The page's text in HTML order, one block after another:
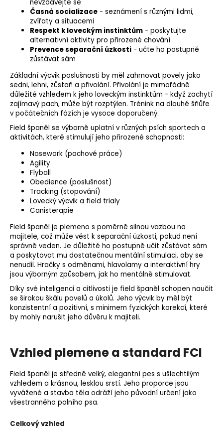
nevzdávejte se
Časná socializace - seznámení s různými lidmi,
zvířaty a situacemi
Respekt k loveckým instinktům - poskytujte
alternativní aktivity pro přirozené chování
Prevence separační úzkosti - učte ho postupně
zůstávat sám
Základní výcvik poslušnosti by měl zahrnovat povely jako
sedni, lehni, zůstaň a přivolání. Přivolání je mimořádně
důležité vzhledem k jeho loveckým instinktům - když zachytí
zajímavý pach, může být rozptýlen. Trénink na dlouhé šňůře
v počátečních fázích je vysoce doporučený.
Field španěl se výborně uplatní v různých psích sportech a
aktivitách, které stimulují jeho přirozené schopnosti:
Nosework (pachové práce)
Agility
Flyball
Obedience (poslušnost)
Tracking (stopování)
Lovecký výcvik a field trialy
Canisterapie
Field španěl je plemeno s poměrně silnou vazbou na
majitele, což může vést k separační úzkosti, pokud není
správně veden. Je důležité ho postupně učit zůstávat sám
a poskytovat mu dostatečnou mentální stimulaci, aby se
nenudil. Hračky s odměnami, hlavolamy a interaktivní hry
jsou výborným způsobem, jak ho mentálně stimulovat.
Díky své inteligenci a citlivosti je field španěl schopen naučit
se širokou škálu povelů a úkolů. Jeho výcvik by měl být
konzistentní a pozitivní, s minimem fyzických korekcí, které
by mohly narušit jeho důvěru k majiteli.
Vzhled plemene a standard FCI
Field španěl je středně velký, elegantní pes s ušlechtilým
vzhledem a krásnou, lesklou srstí. Jeho proporce jsou
vyvážené a stavba těla odráží jeho původní určení jako
všestranného polního psa.
Celkový vzhled